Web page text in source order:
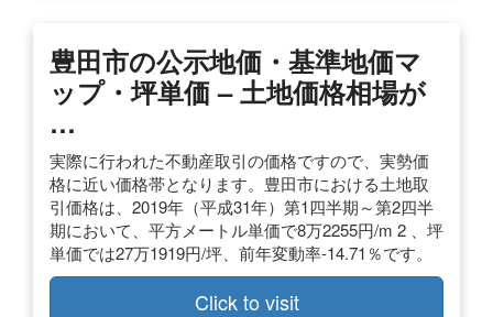
豊田市の公示地価・基準地価マ
ップ・坪単価 – 土地価格相場が
…
実際に行われた不動産取引の価格ですので、実勢価
格に近い価格帯となります。豊田市における土地取
引価格は、2019年（平成31年）第1四半期～第2四半
期において、平方メートル単価で8万2255円/m 2 、坪
単価では27万1919円/坪、前年変動率-14.71％です。
Click to visit